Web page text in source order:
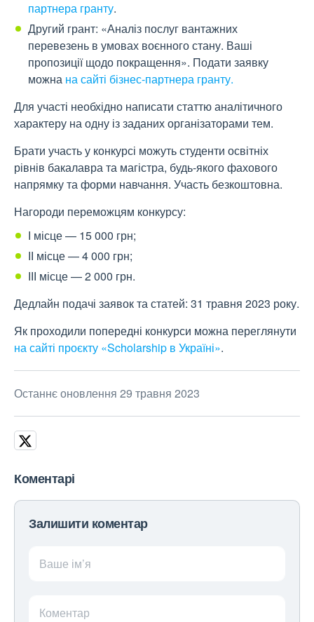
партнера гранту.
Другий грант: «Аналіз послуг вантажних
перевезень в умовах воєнного стану. Ваші
пропозиції щодо покращення». Подати заявку
можна на сайті бізнес-партнера гранту.
Для участі необхідно написати статтю аналітичного
характеру на одну із заданих організаторами тем.
Брати участь у конкурсі можуть студенти освітніх
рівнів бакалавра та магістра, будь-якого фахового
напрямку та форми навчання. Участь безкоштовна.
Нагороди переможцям конкурсу:
І місце — 15 000 грн;
ІІ місце — 4 000 грн;
ІІІ місце — 2 000 грн.
Дедлайн подачі заявок та статей: 31 травня 2023 року.
Як проходили попередні конкурси можна переглянути
на сайті проєкту «Scholarship в Україні».
Останнє оновлення 29 травня 2023
Коментарі
Залишити коментар
Ваше ім’я
Коментар